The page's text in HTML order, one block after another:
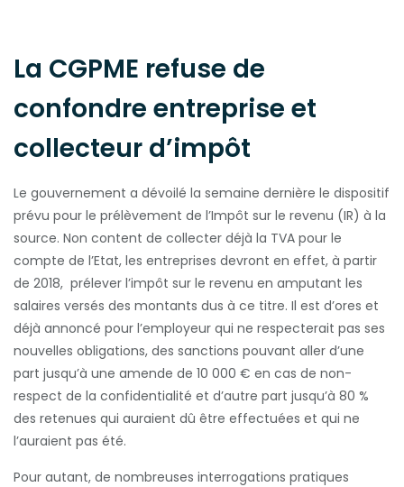
La CGPME refuse de
confondre entreprise et
collecteur d’impôt
Le gouvernement a dévoilé la semaine dernière le dispositif
prévu pour le prélèvement de l’Impôt sur le revenu (IR) à la
source. Non content de collecter déjà la TVA pour le
compte de l’Etat, les entreprises devront en effet, à partir
de 2018, prélever l’impôt sur le revenu en amputant les
salaires versés des montants dus à ce titre. Il est d’ores et
déjà annoncé pour l’employeur qui ne respecterait pas ses
nouvelles obligations, des sanctions pouvant aller d’une
part jusqu’à une amende de 10 000 € en cas de non-
respect de la confidentialité et d’autre part jusqu’à 80 %
des retenues qui auraient dû être effectuées et qui ne
l’auraient pas été.
Pour autant, de nombreuses interrogations pratiques